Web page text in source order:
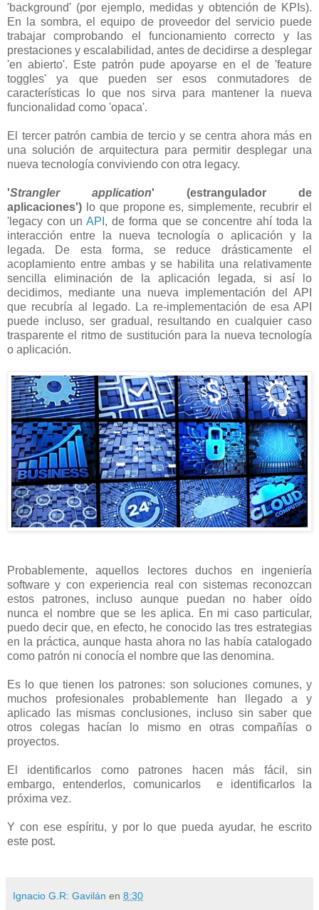
'background' (por ejemplo, medidas y obtención de KPIs).
En la sombra, el equipo de proveedor del servicio puede
trabajar comprobando el funcionamiento correcto y las
prestaciones y escalabilidad, antes de decidirse a desplegar
'en abierto'. Este patrón pude apoyarse en el de 'feature
toggles' ya que pueden ser esos conmutadores de
características lo que nos sirva para mantener la nueva
funcionalidad como 'opaca'.
El tercer patrón cambia de tercio y se centra ahora más en
una solución de arquitectura para permitir desplegar una
nueva tecnología conviviendo con otra legacy.
'Strangler application' (estrangulador de
aplicaciones') lo que propone es, simplemente, recubrir el
'legacy con unAPI , de forma que se concentre ahí toda la
interacción entre la nueva tecnología o aplicación y la
legada. De esta forma, se reduce drásticamente el
acoplamiento entre ambas y se habilita una relativamente
sencilla eliminación de la aplicación legada, si así lo
decidimos, mediante una nueva implementación del API
que recubría al legado. La re-implementación de esa API
puede incluso, ser gradual, resultando en cualquier caso
trasparente el ritmo de sustitución para la nueva tecnología
o aplicación.
Probablemente, aquellos lectores duchos en ingeniería
software y con experiencia real con sistemas reconozcan
estos patrones, incluso aunque puedan no haber oído
nunca el nombre que se les aplica. En mi caso particular,
puedo decir que, en efecto, he conocido las tres estrategias
en la práctica, aunque hasta ahora no las había catalogado
como patrón ni conocía el nombre que las denomina.
Es lo que tienen los patrones: son soluciones comunes, y
muchos profesionales probablemente han llegado a y
aplicado las mismas conclusiones, incluso sin saber que
otros colegas hacían lo mismo en otras compañías o
proyectos.
El identificarlos como patrones hacen más fácil, sin
embargo, entenderlos, comunicarlos e identificarlos la
próxima vez.
Y con ese espíritu, y por lo que pueda ayudar, he escrito
este post.
Ignacio G.R: Gavilán en 8:30